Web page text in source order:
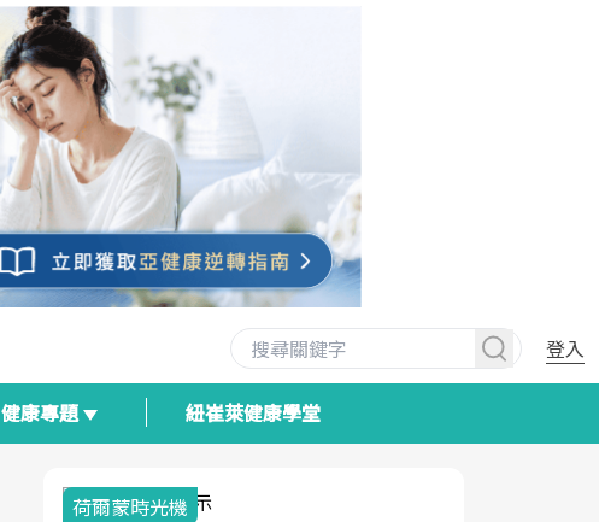
登入
健康專題 紐崔萊健康學堂
荷爾蒙時光機